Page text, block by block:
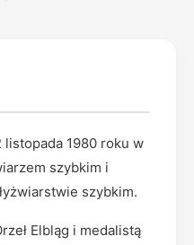
listopada 1980 roku w
szybkim i
szybkim.
Elbląg i medalistą